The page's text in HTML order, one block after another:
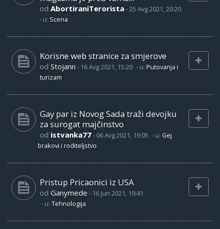
od AbortiraniTerorista-25 Avg 2021, 20:20
- u: Scena
Korisne web stranice za smjerove
od Stojann - 16 Avg 2021, 15:20 - u: Putovanja i
turizam
Gay par iz Novog Sada traži devojku
za surogat majčinstvo
od istvanka77- 06 Avg 2021, 19:05 - u: Gej
brakovi i roditeljstvo
Pristup Pricaonici iz USA
od Ganymede - 16 Jun 2021, 19:41
- u: Tehnologija